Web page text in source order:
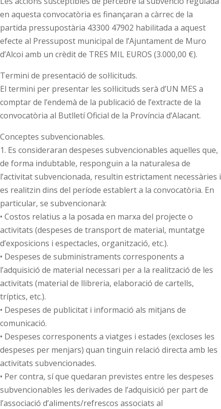
en aquesta convocatòria es finançaran a càrrec de la
partida pressupostària 43300 47902 habilitada a aquest
efecte al Pressupost municipal de l’Ajuntament de Muro
d’Alcoi amb un crèdit de TRES MIL EUROS (3.000,00 €).
Termini de presentació de sol·licituds.
El termini per presentar les sol·licituds serà d’UN MES a
comptar de l’endemà de la publicació de l’extracte de la
convocatòria al Butlletí Oficial de la Província d’Alacant.
Conceptes subvencionables.
1. Es consideraran despeses subvencionables aquelles que,
de forma indubtable, responguin a la naturalesa de
l’activitat subvencionada, resultin estrictament necessàries i
es realitzin dins del període establert a la convocatòria. En
particular, se subvencionarà:
• Costos relatius a la posada en marxa del projecte o
activitats (despeses de transport de material, muntatge
d’exposicions i espectacles, organització, etc.).
• Despeses de subministraments corresponents a
l’adquisició de material necessari per a la realització de les
activitats (material de llibreria, elaboració de cartells,
tríptics, etc.).
• Despeses de publicitat i informació als mitjans de
comunicació.
• Despeses corresponents a viatges i estades (excloses les
despeses per menjars) quan tinguin relació directa amb les
activitats subvencionades.
• Per contra, sí que quedaran previstes entre les despeses
subvencionables les derivades de l’adquisició per part de
l’associació d’aliments/refrescos associats al